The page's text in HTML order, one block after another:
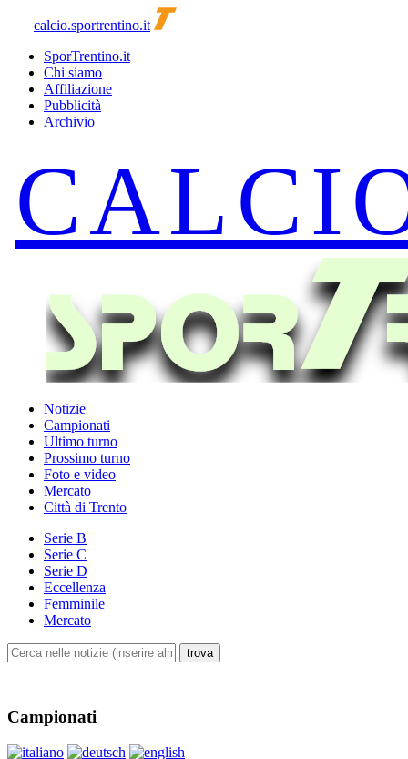
calcio.sportrentino.it
SporTrentino.it
Chi siamo
Affiliazione
Pubblicità
Archivio
Notizie
Campionati
Ultimo turno
Prossimo turno
Foto e video
Mercato
Città di Trento
Serie B
Serie C
Serie D
Eccellenza
Femminile
Mercato
Campionati